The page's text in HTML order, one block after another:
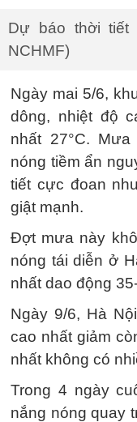
Dự báo thời tiết
NCHMF)
Ngày mai 5/6,
dông, nhiệt độ
nhất 27°C.
nóng tiềm ẩn
tiết cực đoan
giật mạnh.
Đợt mưa này
nóng tái diễn ở
nhất dao động
Ngày 9/6, Hà
cao nhất giảm
nhất không có
Trong 4 ngày
nắng nóng quay